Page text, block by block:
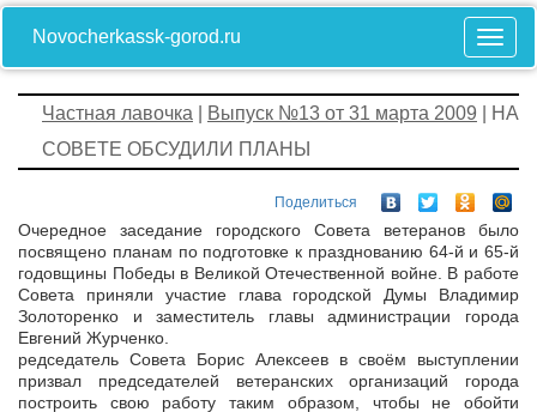
Novocherkassk-gorod.ru
Частная лавочка Выпуск №13 от 31 марта 2009 | НА
СОВЕТЕ ОБСУДИЛИ ПЛАНЫ
Поделиться
Очередное заседание городского Совета ветеранов было
посвящено планам по подготовке к празднованию 64-й и 65-й
годовщины Победы в Великой Отечественной войне. В работе
Совета приняли участие глава городской Думы Владимир
Золоторенко и заместитель главы администрации города
Евгений Журченко.
редседатель Совета Борис Алексеев в своём выступлении
призвал председателей ветеранских организаций города
построить свою работу таким образом, чтобы не обойти